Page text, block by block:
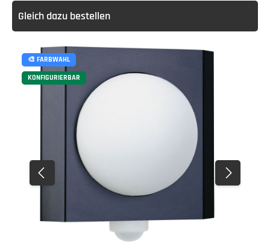
Gleich dazu bestellen
🎨 FARBWAHL
KONFIGURIERBAR